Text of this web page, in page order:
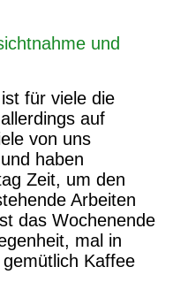
und
für viele die
auf
von uns
haben
Zeit, um den
Arbeiten
das Wochenende
mal in
Kaffee